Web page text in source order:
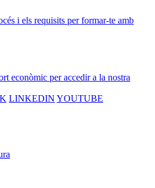
i els requisits per formar-te amb
econòmic per accedir a la nostra
LINKEDIN YOUTUBE